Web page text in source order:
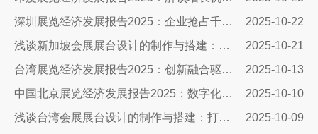
深圳展览经济发展报告2025：企业抢占千亿市场的展台设计搭建全攻略
2025-10-22
浅谈新加坡会展展台设计的制作与搭建：抢占东南亚市场的高端窗口
2025-10-21
台湾展览经济发展报告2025：创新融合驱动千亿商机
2025-10-13
中国北京展览经济发展报告2025：数字化赋能，开启展台设计新纪元
2025-10-10
浅谈台湾会展展台设计的制作与搭建：打造引人注目的展台艺术
2025-10-09